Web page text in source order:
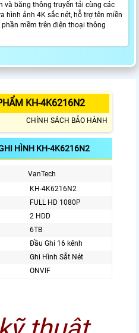
và băng thông truyển tải cùng các
hình ảnh 4K sắc nét, hỗ trợ tên miền
mềm trên điện thoại thông
KH-4K6216N2
CHÍNH SÁCH BẢO HÀNH
HÌNH KH-4K6216N2
VanTech
KH-4K6216N2
FULL HD 1080P
2 HDD
6TB
Đầu Ghi 16 kênh
Ghi Hình Sắt Nét
ONVIF